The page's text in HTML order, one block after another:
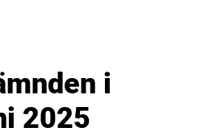
i
2025